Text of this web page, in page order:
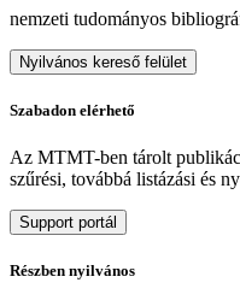
nemzeti tudományos
Nyilvános kereső felület
Szabadon elérhető
Az MTMT-ben tárolt
szűrési, továbbá listázási és
Support portál
Részben nyilvános